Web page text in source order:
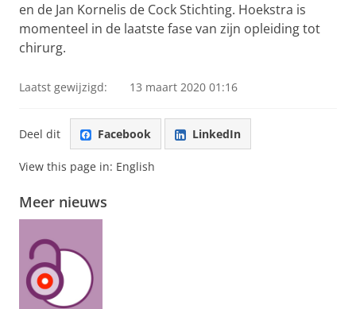
en de Jan Kornelis de Cock Stichting. Hoekstra is
momenteel in de laatste fase van zijn opleiding tot
chirurg.
Laatst gewijzigd: 13 maart 2020 01:16
Deel dit Facebook LinkedIn
View this page in: English
Meer nieuws